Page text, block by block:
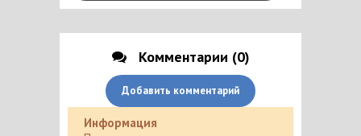
Комментарии (0)
Добавить комментарий
Информация